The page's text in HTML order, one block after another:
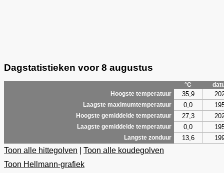
Dagstatistieken voor 8 augustus
°C
Hoogste temperatuur
35,9
Laagste maximumtemperatuur 0,0
Hoogste gemiddelde temperatuur 27,3
Laagste gemiddelde temperatuur 0,0
Langste zonduur 13,6
Toon alle hittegolven
Toon alle koudegolven
Toon Hellmann-grafiek